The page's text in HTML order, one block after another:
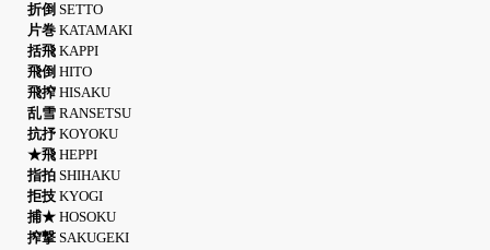
折倒 SETTO
片巻 KATAMAKI
括飛 KAPPI
飛倒 HITO
飛搾 HISAKU
乱雪 RANSETSU
抗抒 KOYOKU
★飛 HEPPI
指拍 SHIHAKU
拒技 KYOGI
捕★ HOSOKU
搾撃 SAKUGEKI